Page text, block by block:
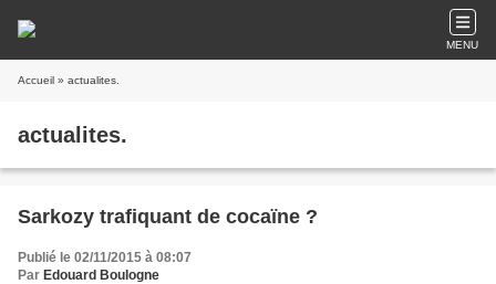
MENU
Accueil » actualites.
actualites.
Sarkozy trafiquant de cocaïne ?
Publié le 02/11/2015 à 08:07
Par Edouard Boulogne